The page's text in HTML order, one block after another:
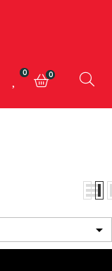
0 0
